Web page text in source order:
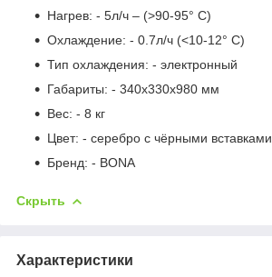
Нагрев: - 5л/ч – (>90-95° С)
Охлаждение: - 0.7л/ч (<10-12° С)
Тип охлаждения: - электронный
Габариты: - 340х330х980 мм
Вес: - 8 кг
Цвет: - серебро с чёрными вставками
Бренд: - BONA
Скрыть
Характеристики